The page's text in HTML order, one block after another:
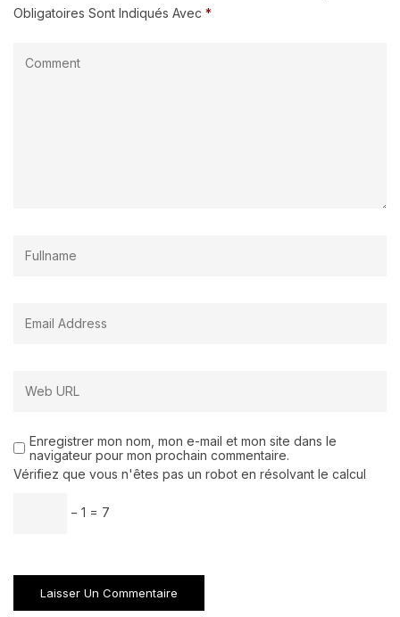
Obligatoires Sont Indiqués Avec *
Enregistrer mon nom, mon e-mail et mon site dans le
navigateur pour mon prochain commentaire.
Vérifiez que vous n'êtes pas un robot en résolvant le calcul
− 1 = 7